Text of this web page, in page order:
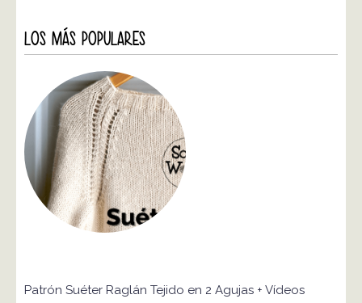
LOS MÁS POPULARES
Patrón Suéter Raglán Tejido en 2 Agujas + Vídeos